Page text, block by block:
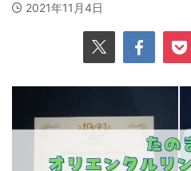
2021年11月4日